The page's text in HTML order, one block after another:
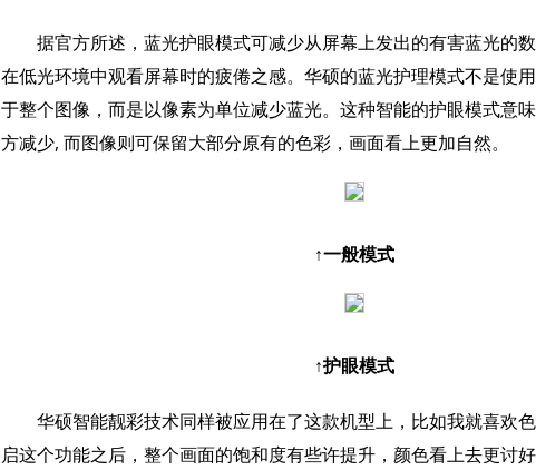
据官方所述，蓝光护眼模式可减少从屏幕上发出的有害蓝光的
在低光环境中观看屏幕时的疲倦之感。华硕的蓝光护理模式不是使
于整个图像，而是以像素为单位减少蓝光。这种智能的护眼模式意
方减少, 而图像则可保留大部分原有的色彩，画面看上更加自然。
↑一般模式
↑护眼模式
华硕智能靓彩技术同样被应用在了这款机型上，比如我就喜欢
启这个功能之后，整个画面的饱和度有些许提升，颜色看上去更讨